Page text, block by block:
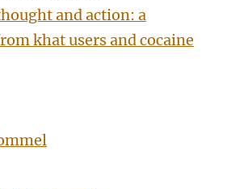
and action: a
khat users and cocaine